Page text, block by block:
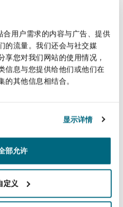
用户需求的内容与广告、提供
的流量。我们还会与社交媒
享您对我们网站的使用情况，
信息与您提供给他们或他们在
的其他信息相结合。
显示详情
部允许
定义
Non-Contentious
Healthcare
Insurance Coverage
Political Risk & Trade Credit
in London.